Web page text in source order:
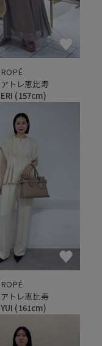
ROPÉ
アトレ恵比寿
ERI (157cm)
ROPÉ
アトレ恵比寿
YUI (161cm)